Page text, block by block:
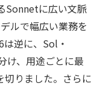
Sonnetに広い文脈
ルで幅広い業務を
逆に、Sol・
け、用途ごとに最
りました。さらに